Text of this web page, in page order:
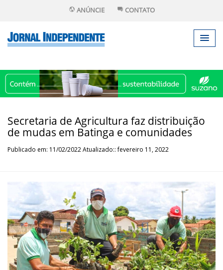
ANÚNCIE CONTATO
Secretaria de Agricultura faz distribuição
de mudas em Batinga e comunidades
Publicado em: 11/02/2022 Atualizado:: fevereiro 11, 2022